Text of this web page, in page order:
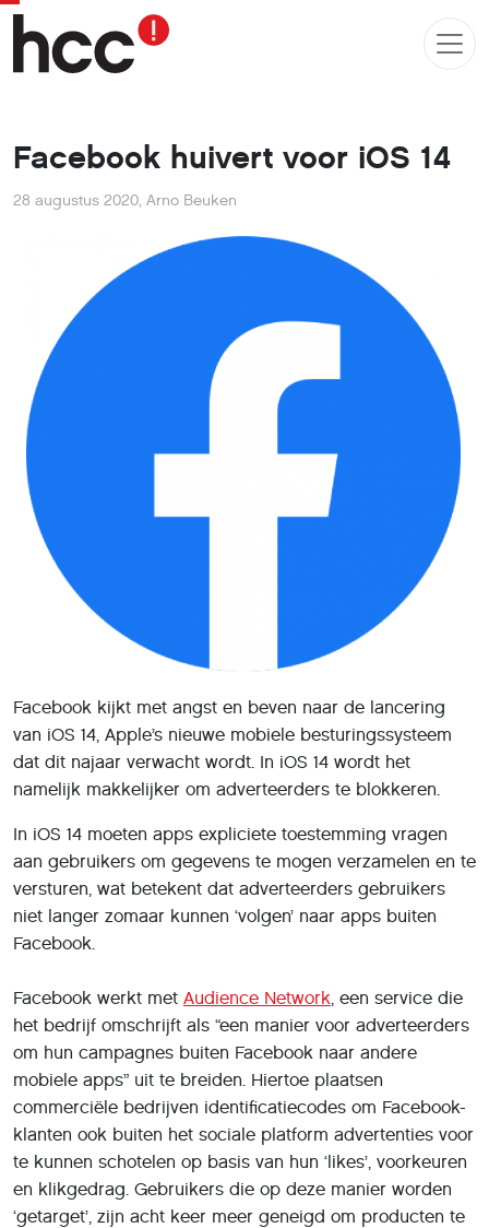
Facebook huivert voor iOS 14
28 augustus 2020, Arno Beuken
Facebook kijkt met angst en beven naar de lancering
van iOS 14, Apple’s nieuwe mobiele besturingssysteem
dat dit najaar verwacht wordt. In iOS 14 wordt het
namelijk makkelijker om adverteerders te blokkeren.
In iOS 14 moeten apps expliciete toestemming vragen
aan gebruikers om gegevens te mogen verzamelen en te
versturen, wat betekent dat adverteerders gebruikers
niet langer zomaar kunnen ‘volgen’ naar apps buiten
Facebook.
Facebook werkt met Audience Network, een service die
het bedrijf omschrijft als “een manier voor adverteerders
om hun campagnes buiten Facebook naar andere
mobiele apps” uit te breiden. Hiertoe plaatsen
commerciële bedrijven identificatiecodes om Facebook-
klanten ook buiten het sociale platform advertenties voor
te kunnen schotelen op basis van hun ‘likes’, voorkeuren
en klikgedrag. Gebruikers die op deze manier worden
‘getarget’, zijn acht keer meer geneigd om producten te